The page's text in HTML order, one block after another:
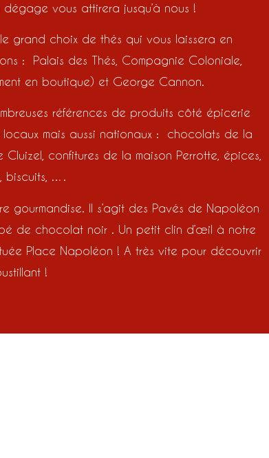
dégage vous attirera jusqu’à nous !
grand choix de thés qui vous laissera en
: Palais des Thés, Compagnie Coloniale,
en boutique) et George Cannon.
références de produits côté épicerie
mais aussi nationaux : chocolats de la
confitures de la maison Perrotte, épices,
biscuits, ….
gourmandise. Il s’agit des Pavés de Napoléon
de chocolat noir . Un petit clin d’œil à notre
Place Napoléon ! A très vite pour découvrir
!